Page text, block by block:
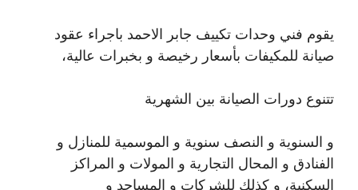
يقوم فني وحدات تكييف جابر الاحمد باجراء عقود
صيانة للمكيفات بأسعار رخيصة و بخبرات عالية،
تتنوع دورات الصيانة بين الشهرية
و السنوية و النصف سنوية و الموسمية للمنازل و
الفنادق و المحال التجارية و المولات و المراكز
السكنية، و كذلك للشركات و المساجد و